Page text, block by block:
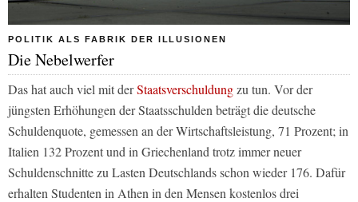
POLITIK ALS FABRIK DER ILLUSIONEN
Die Nebelwerfer
Das hat auch viel mit derStaatsverschuldungzu tun. Vor der
jüngsten Erhöhungen der Staatsschulden beträgt die deutsche
Schuldenquote, gemessen an der Wirtschaftsleistung, 71 Prozent; in
Italien 132 Prozent und in Griechenland trotz immer neuer
Schuldenschnitte zu Lasten Deutschlands schon wieder 176. Dafür
erhalten Studenten in Athen in den Mensen kostenlos drei